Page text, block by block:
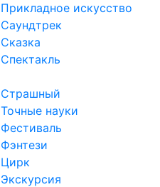
Прикладное искусство
Саундтрек
Сказка
Спектакль
Страшный
Точные науки
Фестиваль
Фэнтези
Цирк
Экскурсия